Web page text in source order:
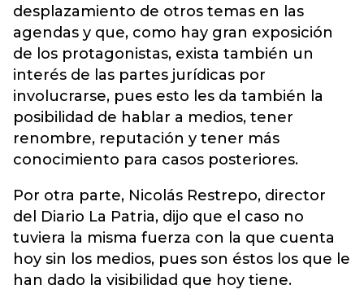
desplazamiento de otros temas en las
agendas y que, como hay gran exposición
de los protagonistas, exista también un
interés de las partes jurídicas por
involucrarse, pues esto les da también la
posibilidad de hablar a medios, tener
renombre, reputación y tener más
conocimiento para casos posteriores.
Por otra parte, Nicolás Restrepo, director
del Diario La Patria, dijo que el caso no
tuviera la misma fuerza con la que cuenta
hoy sin los medios, pues son éstos los que le
han dado la visibilidad que hoy tiene.